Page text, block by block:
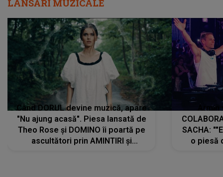
LANSĂRI MUZICALE
Când DORUL devine muzică, apare
"Nu ajung acasă". Piesa lansată de
Theo Rose și DOMINO îi poartă pe
ascultători prin AMINTIRI și
SACHA:
o piesă